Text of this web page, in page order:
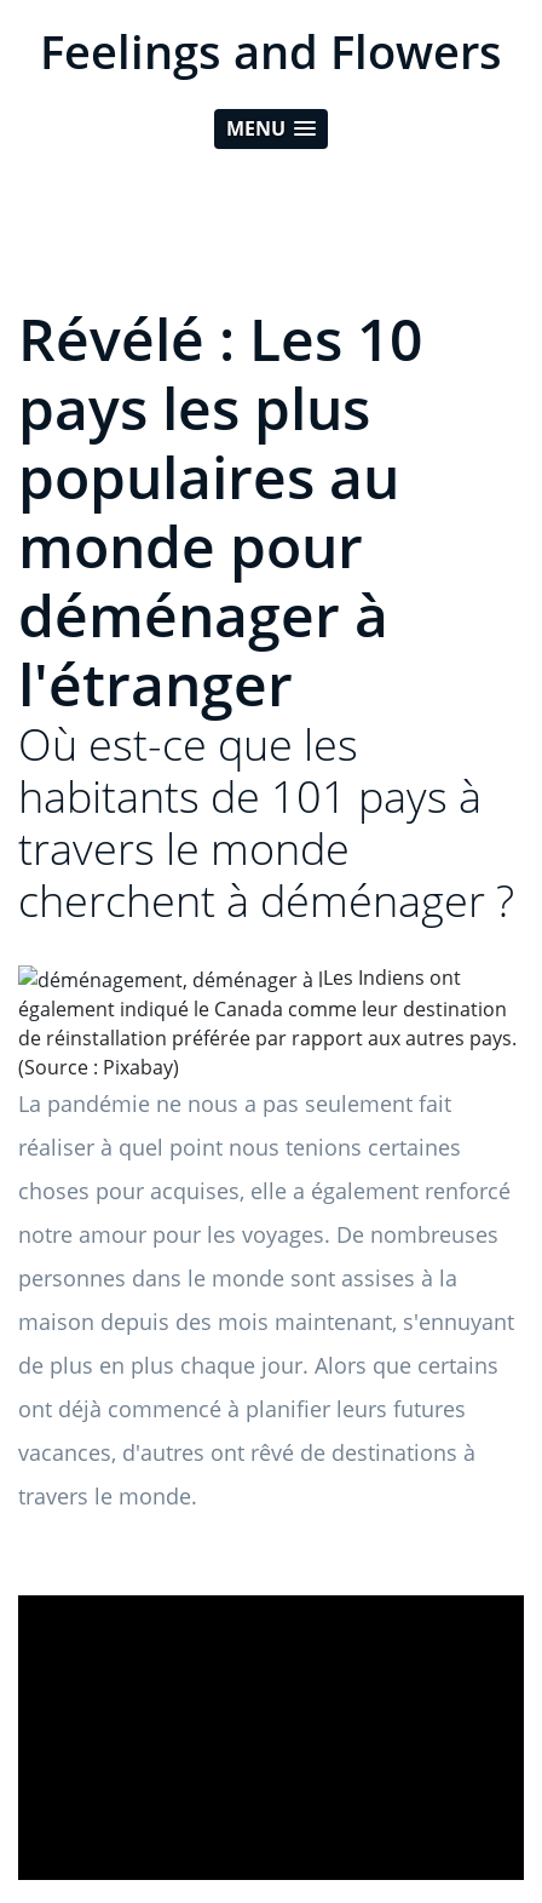
Feelings and Flowers
MENU
Révélé : Les 10
pays les plus
populaires au
monde pour
déménager à
l'étranger
Où est-ce que les
habitants de 101 pays à
travers le monde
cherchent à déménager ?
Les Indiens ont
également indiqué le Canada comme leur destination
de réinstallation préférée par rapport aux autres pays.
(Source : Pixabay)
La pandémie ne nous a pas seulement fait
réaliser à quel point nous tenions certaines
choses pour acquises, elle a également renforcé
notre amour pour les voyages. De nombreuses
personnes dans le monde sont assises à la
maison depuis des mois maintenant, s'ennuyant
de plus en plus chaque jour. Alors que certains
ont déjà commencé à planifier leurs futures
vacances, d'autres ont rêvé de destinations à
travers le monde.